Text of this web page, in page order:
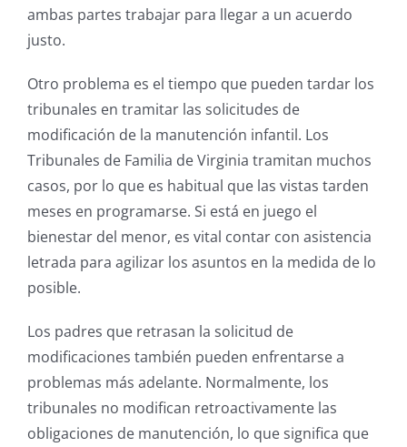
ambas partes trabajar para llegar a un acuerdo
justo.
Otro problema es el tiempo que pueden tardar los
tribunales en tramitar las solicitudes de
modificación de la manutención infantil. Los
Tribunales de Familia de Virginia tramitan muchos
casos, por lo que es habitual que las vistas tarden
meses en programarse. Si está en juego el
bienestar del menor, es vital contar con asistencia
letrada para agilizar los asuntos en la medida de lo
posible.
Los padres que retrasan la solicitud de
modificaciones también pueden enfrentarse a
problemas más adelante. Normalmente, los
tribunales no modifican retroactivamente las
obligaciones de manutención, lo que significa que